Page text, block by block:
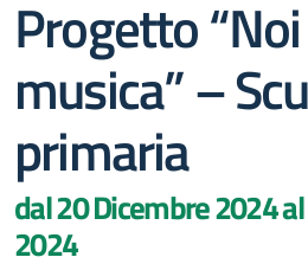
Progetto
musica” –
primaria
dal 20 Dicembre 2024
2024